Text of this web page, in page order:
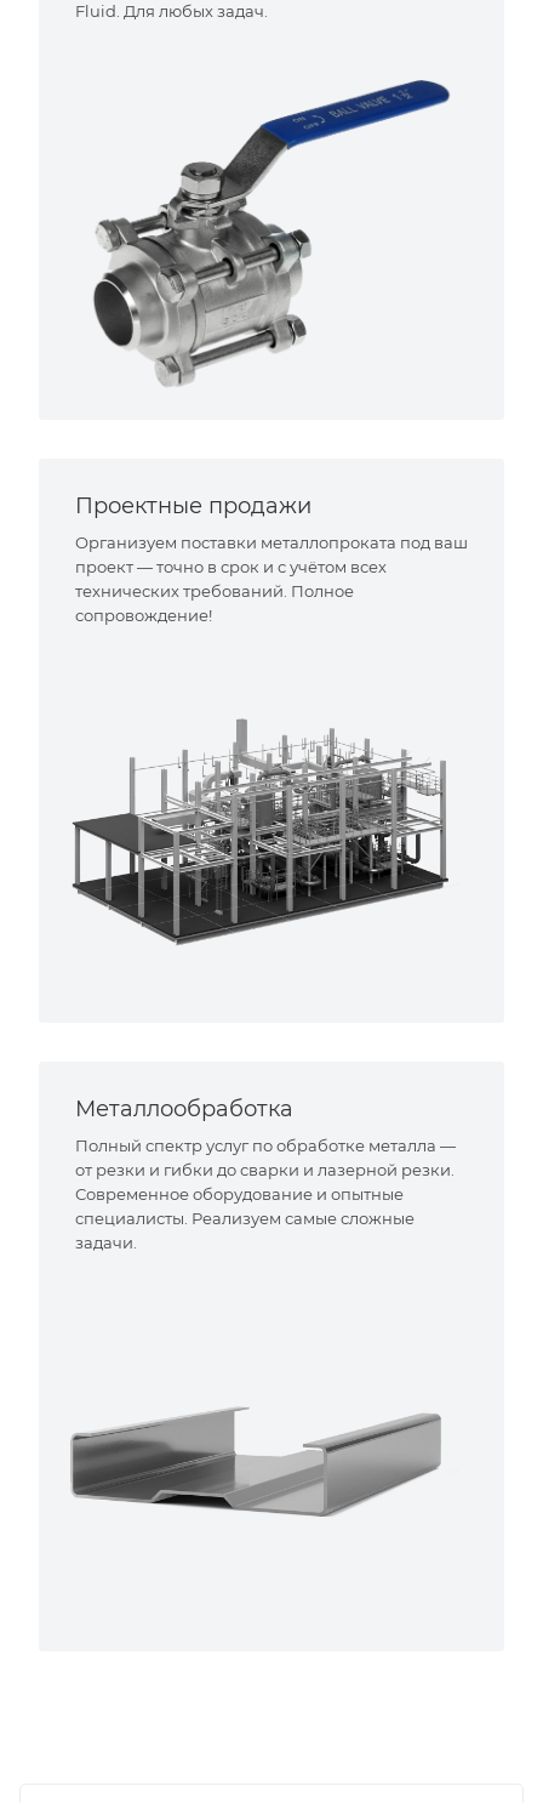
Fluid. Для любых задач.
Проектные продажи
Организуем поставки металлопроката под ваш
проект — точно в срок и с учётом всех
технических требований. Полное
сопровождение!
Металлообработка
Полный спектр услуг по обработке металла —
от резки и гибки до сварки и лазерной резки.
Современное оборудование и опытные
специалисты. Реализуем самые сложные
задачи.